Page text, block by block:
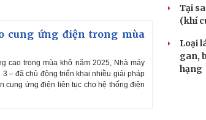
cung ứng điện trong mùa
cao trong mùa khô năm 2025, Nhà máy
– đã chủ động triển khai nhiều giải pháp
cung ứng điện liên tục cho hệ thống điện
Tại
(khí
Loại
gan,
hạng